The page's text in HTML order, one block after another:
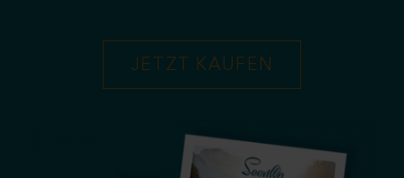
JETZT KAUFEN